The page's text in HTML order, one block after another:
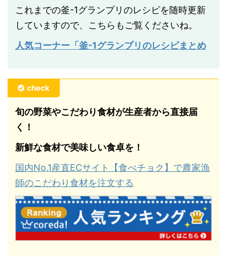
これまでの釜-1グランプリのレシピを随時更新
していますので、こちらもご覧くださいね。
人気コーナー「釜-1グランプリのレシピまとめ
check
旬の野菜やこだわり食材が生産者から直接届
く！
新鮮な食材で美味しい食卓を！
国内No.1産直ECサイト【食べチョク】で農家漁
師のこだわり食材を注文する